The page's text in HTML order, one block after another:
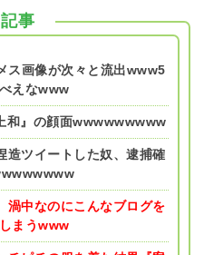
事
ス画像が次々と流出www5
えなwww
和』の顔面wwwwwwwww
造ツイートした奴、逮捕確
渦中なのにこんなブログを
まうwww